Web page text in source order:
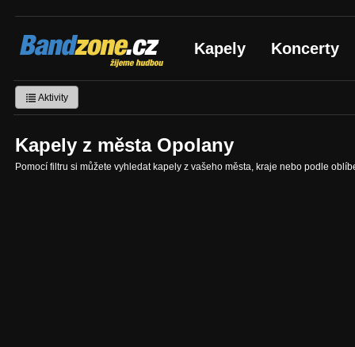
Bandzone.cz
žijeme hudbou Kapely Koncerty
Aktivity
Kapely z města Opolany
Pomocí filtru si můžete vyhledat kapely z vašeho města, kraje nebo podle